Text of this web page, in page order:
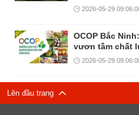
2026-05-29
OCOP Bắc
vươn tầm chất
2026-05-29
Lên đầu trang